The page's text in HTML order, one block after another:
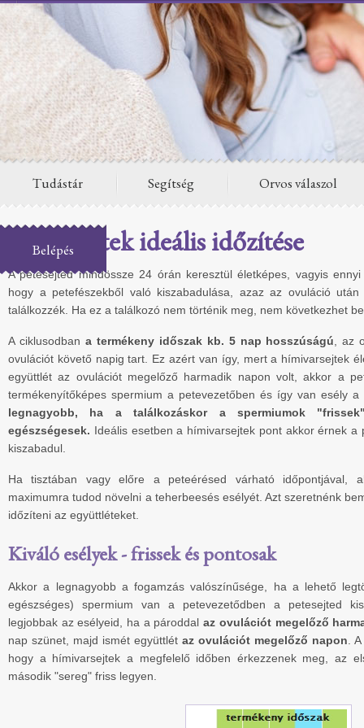
Tudástár Segítség Orvos válaszol
Belépés
Együttlétek ideális időzítése
A petesejted mindössze 24 órán keresztül életképes, vagyis
hogy a petefészekből való kiszabadulása, azaz az ovuláció
találkozzék. Ha ez a találkozó nem történik meg, nem következhet
A ciklusodban a termékeny időszak kb. 5 nap hosszúságú , az
ovulációt követő napig tart. Ez azért van így, mert a hímivarsejtek
együttlét az ovulációt megelőző harmadik napon volt, akkor a
termékenyítőképes spermium a petevezetőben és így van esély
legnagyobb, ha a találkozáskor a spermiumok
egészségesek. Ideális esetben a hímivarsejtek pont akkor érnek a
kiszabadul.
Ha tisztában vagy előre a peteérésed várható időpontjával,
maximumra tudod növelni a teherbeesés esélyét. Azt szeretnénk
időzíteni az együttléteket.
Kiváló esélyek - frissek és pontosak
Akkor a legnagyobb a fogamzás valószínűsége, ha a lehető
egészséges) spermium van a petevezetődben a petesejted
legjobbak az esélyeid, ha a pároddalaz ovulációt megelőző
nap szünet, majd ismét együttlét az ovulációt megelőző napon .
hogy a hímivarsejtek a megfelelő időben érkezzenek meg, az
második "sereg" friss legyen.